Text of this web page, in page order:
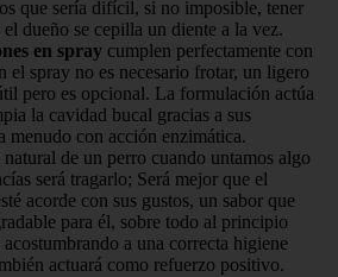
que sería difícil, si no imposible, tener
dueño se cepilla un diente a la vez.
en spray cumplen perfectamente con
el spray no es necesario frotar, un ligero
pero es opcional. La formulación actúa
la cavidad bucal gracias a sus
menudo con acción enzimática.
de un perro cuando untamos algo
será tragarlo; Será mejor que el
acorde con sus gustos, un sabor que
para él, sobre todo al principio
a una correcta higiene
actuará como refuerzo positivo.